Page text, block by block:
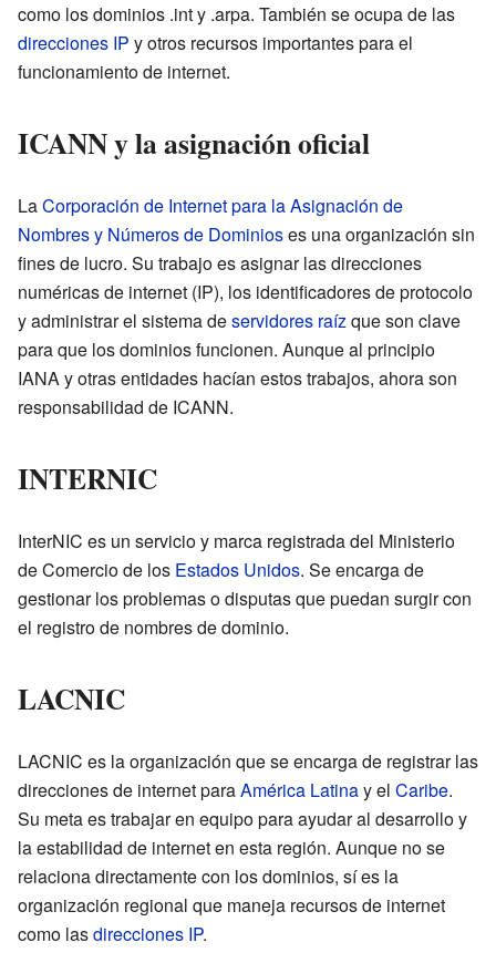
como los dominios .int y .arpa. También se ocupa de las
direcciones IP y otros recursos importantes para el
funcionamiento de internet.
ICANN y la asignación oficial
LaCorporación de Internet para la Asignación de
Nombres y Números de Dominioses una organización sin
fines de lucro. Su trabajo es asignar las direcciones
numéricas de internet (IP), los identificadores de protocolo
y administrar el sistema deservidores raízque son clave
para que los dominios funcionen. Aunque al principio
IANA y otras entidades hacían estos trabajos, ahora son
responsabilidad de ICANN.
INTERNIC
InterNIC es un servicio y marca registrada del Ministerio
de Comercio de los Estados Unidos. Se encarga de
gestionar los problemas o disputas que puedan surgir con
el registro de nombres de dominio.
LACNIC
LACNIC es la organización que se encarga de registrar las
direcciones de internet paraAmérica Latinay el Caribe.
Su meta es trabajar en equipo para ayudar al desarrollo y
la estabilidad de internet en esta región. Aunque no se
relaciona directamente con los dominios, sí es la
organización regional que maneja recursos de internet
como lasdirecciones IP.